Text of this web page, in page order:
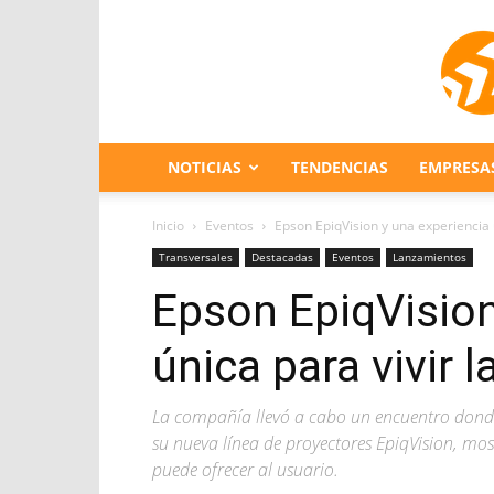
NOTICIAS TENDENCIAS
Inicio Eventos Epson EpiqVision y una
Transversales Destacadas Eventos Lanzamientos
Epson
única para vivir
La compañía llevó a cabo un encuentro
su nueva línea de proyectores EpiqVision,
puede ofrecer al usuario.